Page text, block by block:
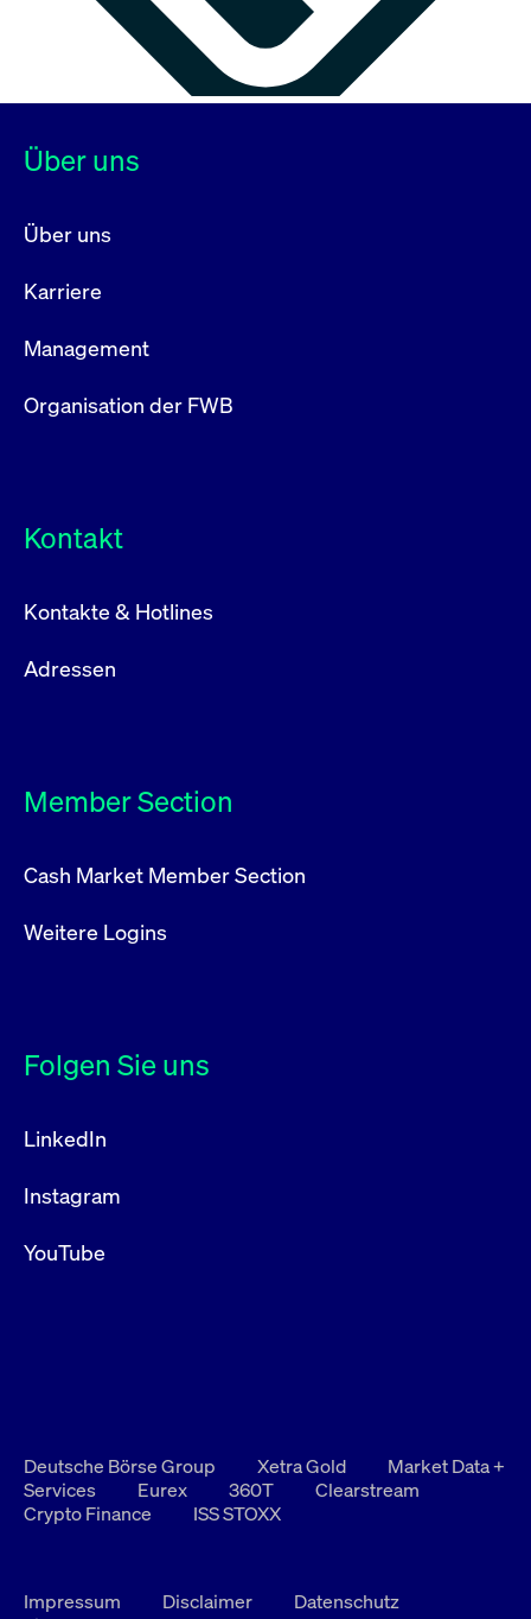
Über uns
Über uns
Karriere
Management
Organisation der FWB
Kontakt
Kontakte & Hotlines
Adressen
Member Section
Cash Market Member Section
Weitere Logins
Folgen Sie uns
LinkedIn
Instagram
YouTube
Deutsche Börse Group Xetra Gold
Market Data +
Services
Eurex 360T
Clearstream
Crypto Finance
ISS STOXX
Impressum Disclaimer
Datenschutz